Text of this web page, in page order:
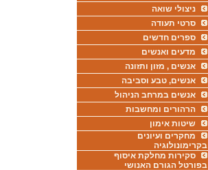
ניצולי שואה
סרטי תעודה
ספרים חדשים
מדעים ואנשים
אנשים , מזון ותזונה
אנשים, טבע וסביבה
אנשים במרחב הניהול
הרהורים ומחשבות
שיטות אימון
מחקרים ועיונים
בקרימונולוגיה
סקירות מחלקת איסוף
בפורטל הגורם האנושי